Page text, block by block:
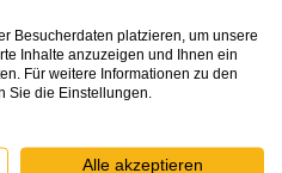
dann auskühlen
1 cm dicke Scheiben
á 50 g): 104 kcal /
Besucherdaten platzieren, um unsere
Inhalte anzuzeigen und Ihnen ein
Für weitere Informationen zu den
Sie die Einstellungen.
Alle akzeptieren